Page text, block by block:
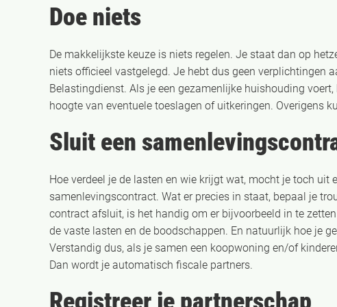
Doe niets
De makkelijkste keuze is niets regelen. Je staat dan op
niets officieel vastgelegd. Je hebt dus geen verplichtingen
Belastingdienst. Als je een gezamenlijke huishouding
hoogte van eventuele toeslagen of uitkeringen. Overigens
Sluit een
Hoe verdeel je de lasten en wie krijgt wat, mocht je toch uit
samenlevingscontract. Wat er precies in staat, bepaal je
contract afsluit, is het handig om er bijvoorbeeld in te
de vaste lasten en de boodschappen. En natuurlijk hoe je
Verstandig dus, als je samen een koopwoning en/of
Dan wordt je automatisch fiscale partners.
Registreer je partnerschap